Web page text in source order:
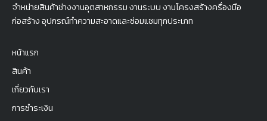
จำหน่ายสินค้าช่างงานอุตสาหกรรม งานระบบ งานโครงสร้างครื่องมือ
ก่อสร้าง อุปกรณ์ทำความสะอาดและซ่อมแซมทุกประเภท
หน้าแรก
สินค้า
เกี่ยวกับเรา
การชำระเงิน